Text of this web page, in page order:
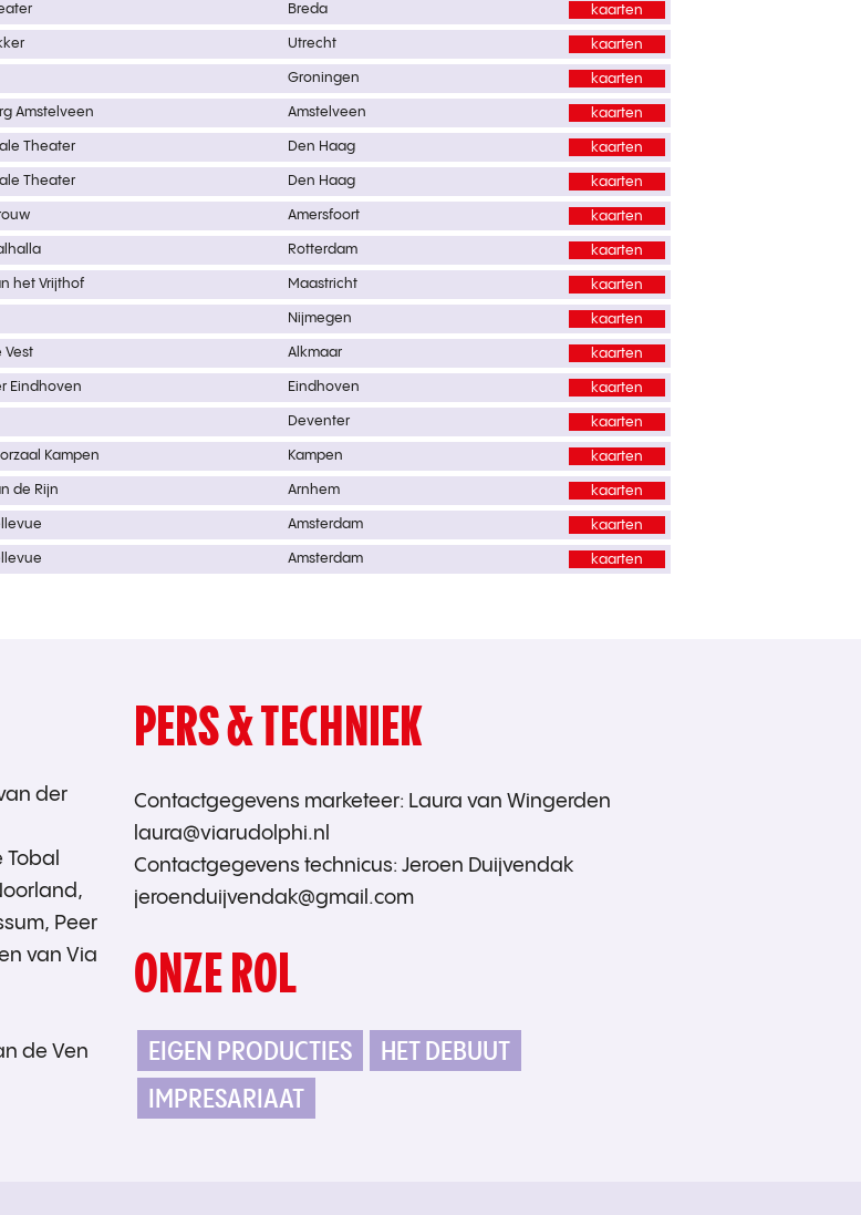
Breda kaarten
Utrecht kaarten
Groningen kaarten
Amstelveen Amstelveen kaarten
Theater Den Haag kaarten
Theater Den Haag kaarten
Amersfoort kaarten
Rotterdam kaarten
het Vrijthof Maastricht kaarten
Nijmegen kaarten
Vest Alkmaar kaarten
Eindhoven Eindhoven kaarten
Deventer kaarten
Kampen Kampen kaarten
de Rijn Arnhem kaarten
Amsterdam kaarten
Amsterdam kaarten
der
Peer
van Via
de Ven
PERS & TECHNIEK
Contactgegevens marketeer: Laura van Wingerden
laura@viarudolphi.nl
Contactgegevens technicus: Jeroen Duijvendak
jeroenduijvendak@gmail.com
ONZE ROL
EIGEN PRODUCTIES
HET DEBUUT
IMPRESARIAAT